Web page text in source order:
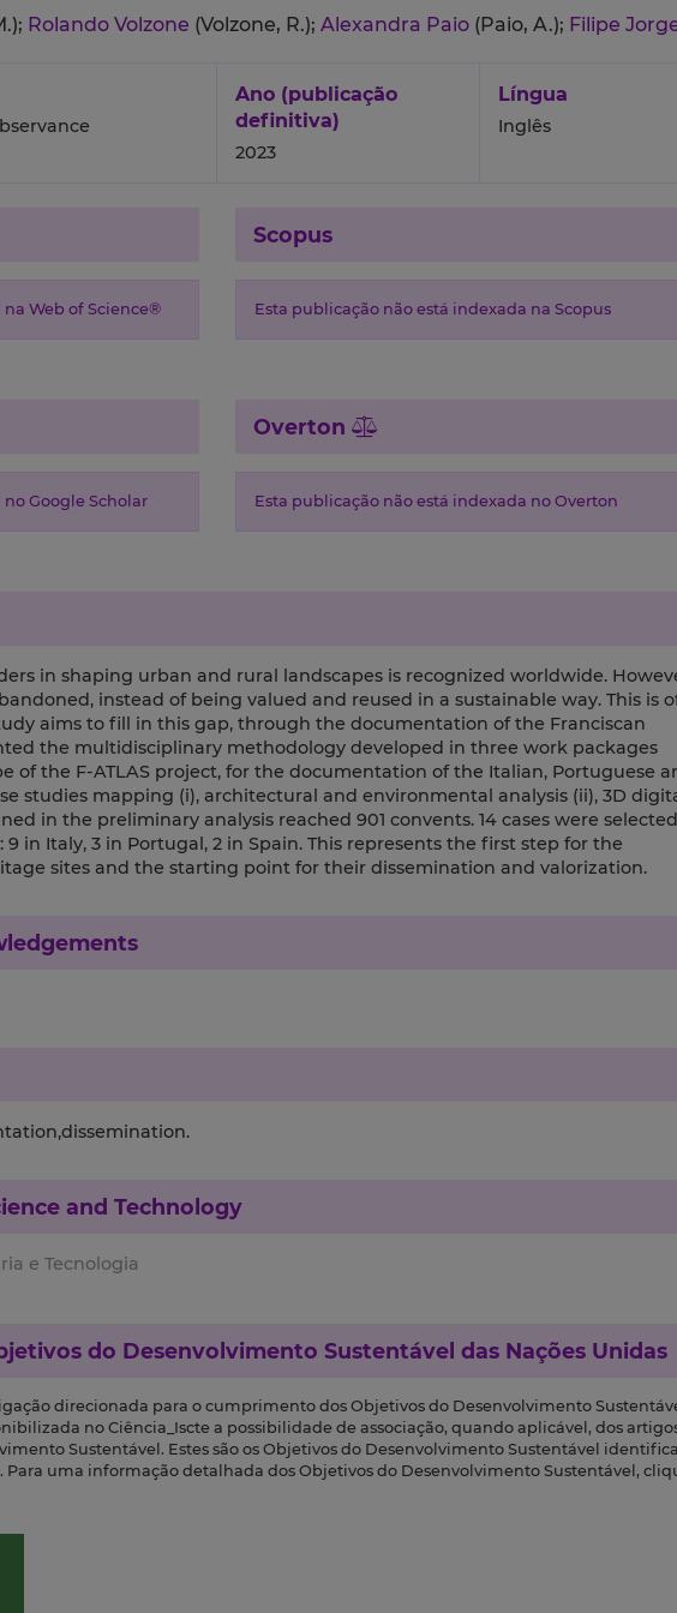
Rolando Volzone (Volzone, R.); Alexandra Paio (Paio, A.); Filipe
Ano (publicação
definitiva)
2023
Língua
Inglês
Web of Science®
Scopus
Esta publicação não está indexada na Scopus
Google Scholar
Overton
Esta publicação não está indexada no Overton
in shaping urban and rural landscapes is recognized worldwide.
instead of being valued and reused in a sustainable way. This is
aims to fill in this gap, through the documentation of the Franciscan
the multidisciplinary methodology developed in three work packages
of the F-ATLAS project, for the documentation of the Italian, Portuguese
studies mapping (i), architectural and environmental analysis (ii), 3D
in the preliminary analysis reached 901 convents. 14 cases were
in Italy, 3 in Portugal, 2 in Spain. This represents the first step for the
sites and the starting point for their dissemination and valorization.
and Technology
e Tecnologia
do Desenvolvimento Sustentável das Nações Unidas
direcionada para o cumprimento dos Objetivos do Desenvolvimento
no Ciência_Iscte a possibilidade de associação, quando aplicável, dos
Sustentável. Estes são os Objetivos do Desenvolvimento Sustentável
Para uma informação detalhada dos Objetivos do Desenvolvimento Sustentável,